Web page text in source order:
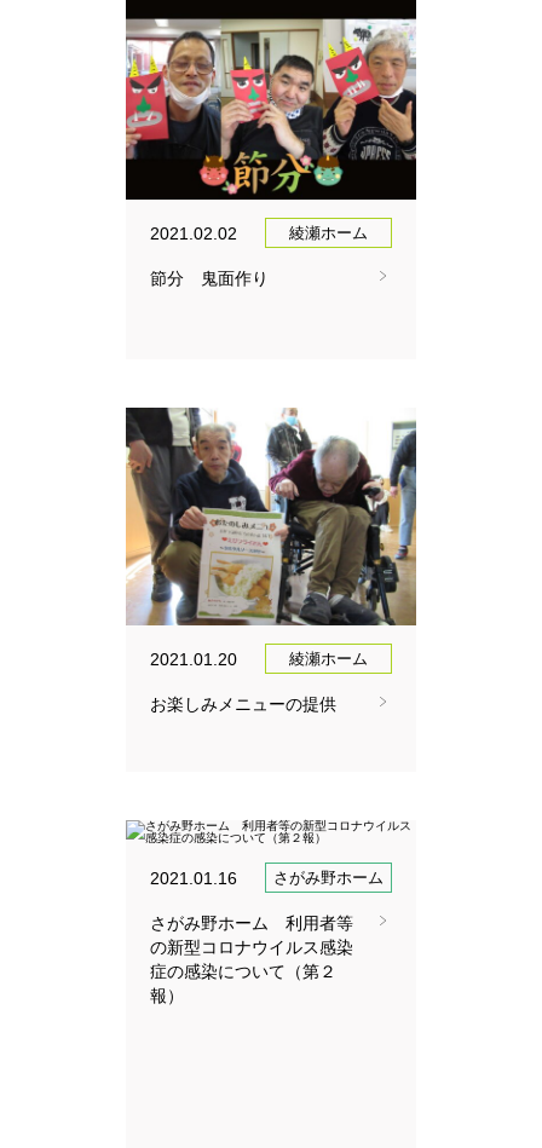
2021.02.02 綾瀬ホーム
節分 鬼面作り
2021.01.20 綾瀬ホーム
お楽しみメニューの提供
2021.01.16 さがみ野ホーム
さがみ野ホーム 利用者等
の新型コロナウイルス感染
症の感染について（第２
報）